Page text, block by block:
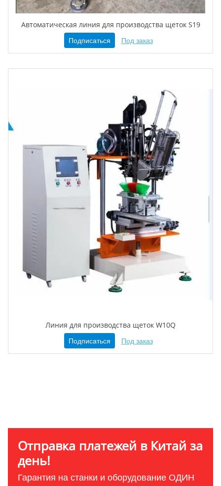
Автоматическая линия для производства щеток S19
Подписаться Под заказ
Линия для производства щеток W10Q
Подписаться Под заказ
Отправка платежей в Китай за
день!
Гарантия на станки и оборудование ОДИН